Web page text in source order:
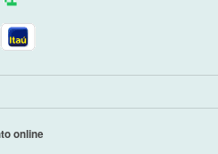
online